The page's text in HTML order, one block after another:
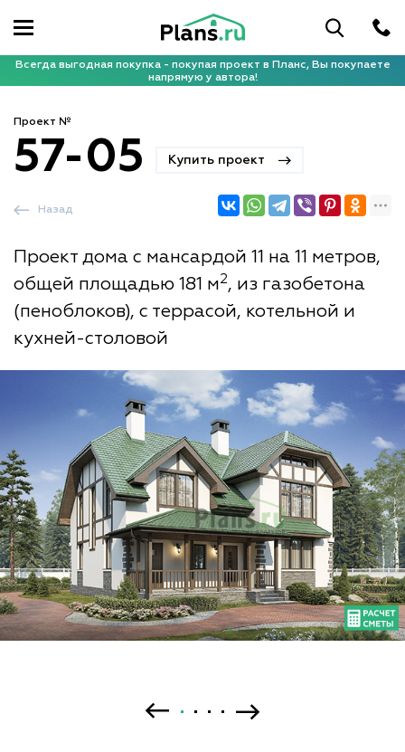
Всегда выгодная покупка - покупая проект в Планс, Вы покупаете
напрямую у автора!
Проект №
57-05 Купить проект
Проект дома с мансардой 11 на 11 метров,
общей площадью 181 м2, из газобетона
(пеноблоков), с террасой, котельной и
кухней-столовой
Назад